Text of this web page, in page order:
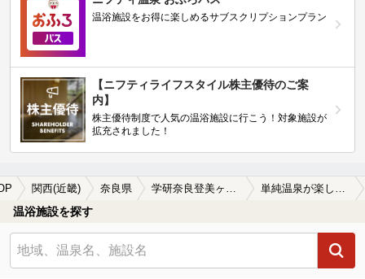
温浴施設をお得に楽しめるサブスクリプションプラン
【ニフティライフスタイル株主優待のご案
内】
株主優待制度で人気の温浴施設に行こう！対象施設が
拡充されました！
関西(近畿) 奈良県
温浴施設を探す